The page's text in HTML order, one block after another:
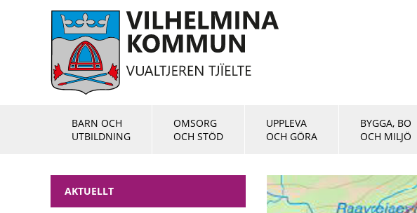
BARN OCH
UTBILDNING
OMSORG
OCH STÖD
UPPLEVA
OCH GÖRA
BYGGA, BO
OCH MILJÖ
AKTUELLT